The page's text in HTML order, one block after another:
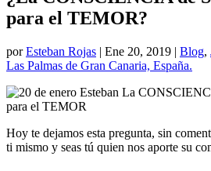
para el TEMOR?
porEsteban Rojas | Ene 20, 2019 | Blog,
Las Palmas de Gran Canaria, España.
Hoy te dejamos esta pregunta, sin
ti mismo y seas tú quien nos aporte su